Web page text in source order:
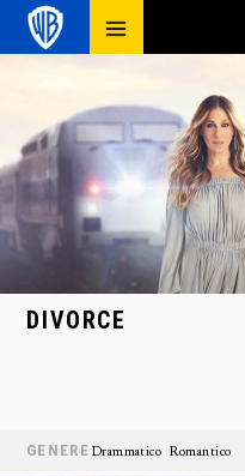
DIVORCE
GENERE Drammatico Romantico